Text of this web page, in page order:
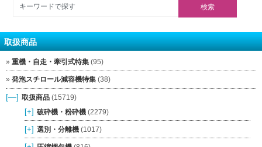
取扱商品
重機・自走・牽引式特集 (95)
発泡スチロール減容機特集 (38)
[—] 取扱商品 (15719)
[+] 破砕機・粉砕機 (2279)
[+] 選別・分離機 (1017)